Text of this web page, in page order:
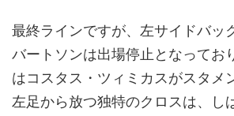
最終ラインですが、左サイドバッ
バートソンは出場停止となってお
はコスタス・ツィミカスがスタメ
左足から放つ独特のクロスは、し